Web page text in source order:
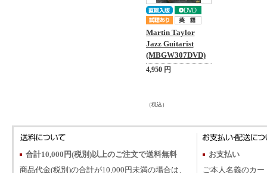
Martin Taylor
Jazz Guitarist
(MBGW307DVD)
4,950 円
（税込）
合計10,000円(税別)以上のご注文で送料無料
商品代金(税別)の合計が10,000円未満の場合は、
お支払い
ご本人名義のカ